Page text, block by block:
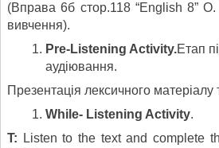
(Вправа 6б стор.118 “English 8”
вивчення).
Pre-Listening Activity.Етап
аудіювання.
Презентація лексичного матеріалу
While- Listening Activity.
T: Listen to the text and complete